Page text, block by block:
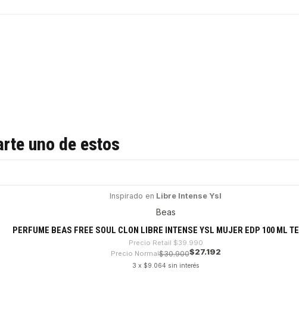
uno de estos
Inspirado en Libre Intense Ysl
Beas
PERFUME BEAS FREE SOUL CLON LIBRE INTENSE YSL MUJER EDP 100 ML
Precio Retail $39.990
Precio Normal$30.900$27.192
3 x $9.064 sin interés